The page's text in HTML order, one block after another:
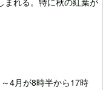
4月が8時半から17時